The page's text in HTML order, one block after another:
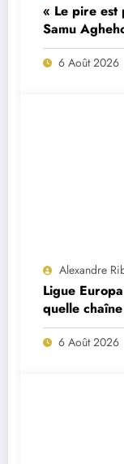
« Le pire est
Samu
Porto ?
6 Août 2026
Alexandre
Ligue
quelle
match ?
6 Août 2026